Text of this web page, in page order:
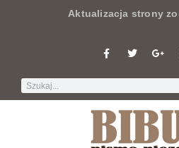
Aktualizacja strony